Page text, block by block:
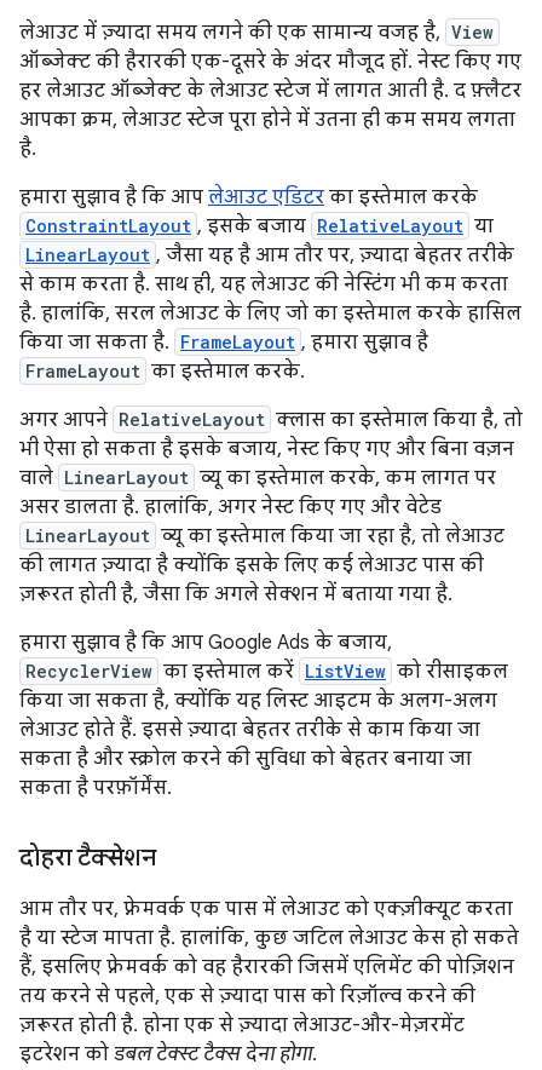
लेआउट में ज़्यादा समय लगने की एक सामान्य वजह है, View
ऑब्जेक्ट की हैरारकी एक-दूसरे के अंदर मौजूद हों. नेस्ट किए गए
हर लेआउट ऑब्जेक्ट के लेआउट स्टेज में लागत आती है. द फ़्लैटर
आपका क्रम, लेआउट स्टेज पूरा होने में उतना ही कम समय लगता
है.
हमारा सुझाव है कि आप लेआउट एडिटर का इस्तेमाल करके
ConstraintLayout , इसके बजाय RelativeLayout या
LinearLayout , जैसा यह है आम तौर पर, ज़्यादा बेहतर तरीके
से काम करता है. साथ ही, यह लेआउट की नेस्टिंग भी कम करता
है. हालांकि, सरल लेआउट के लिए जो का इस्तेमाल करके हासिल
किया जा सकता है. FrameLayout , हमारा सुझाव है
FrameLayout का इस्तेमाल करके.
अगर आपने RelativeLayout क्लास का इस्तेमाल किया है, तो
भी ऐसा हो सकता है इसके बजाय, नेस्ट किए गए और बिना वज़न
वाले LinearLayout व्यू का इस्तेमाल करके, कम लागत पर
असर डालता है. हालांकि, अगर नेस्ट किए गए और वेटेड
LinearLayout व्यू का इस्तेमाल किया जा रहा है, तो लेआउट
की लागत ज़्यादा है क्योंकि इसके लिए कई लेआउट पास की
ज़रूरत होती है, जैसा कि अगले सेक्शन में बताया गया है.
हमारा सुझाव है कि आप Google Ads के बजाय,
RecyclerView का इस्तेमाल करें ListView को रीसाइकल
किया जा सकता है, क्योंकि यह लिस्ट आइटम के अलग-अलग
लेआउट होते हैं. इससे ज़्यादा बेहतर तरीके से काम किया जा
सकता है और स्क्रोल करने की सुविधा को बेहतर बनाया जा
सकता है परफ़ॉर्मेंस.
दोहरा टैक्सेशन
आम तौर पर, फ़्रेमवर्क एक पास में लेआउट को एक्ज़ीक्यूट करता
है या स्टेज मापता है. हालांकि, कुछ जटिल लेआउट केस हो सकते
हैं, इसलिए फ़्रेमवर्क को वह हैरारकी जिसमें एलिमेंट की पोज़िशन
तय करने से पहले, एक से ज़्यादा पास को रिज़ॉल्व करने की
ज़रूरत होती है. होना एक से ज़्यादा लेआउट-और-मेज़रमेंट
इटरेशन को डबल टेक्स्ट टैक्स देना होगा.